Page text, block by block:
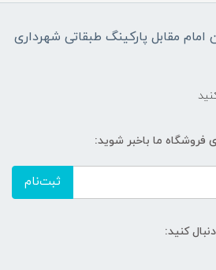
مقابل پارکینگ طبقاتی شهرداری
فروشگاه ما باخبر شوید:
ثبت‌نام
کنید: